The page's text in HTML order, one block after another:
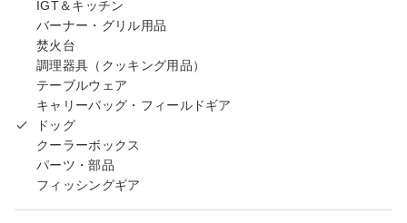
IGT＆キッチン
バーナー・グリル用品
焚火台
調理器具（クッキング用品）
テーブルウェア
キャリーバッグ・フィールドギア
ドッグ
クーラーボックス
パーツ・部品
フィッシングギア